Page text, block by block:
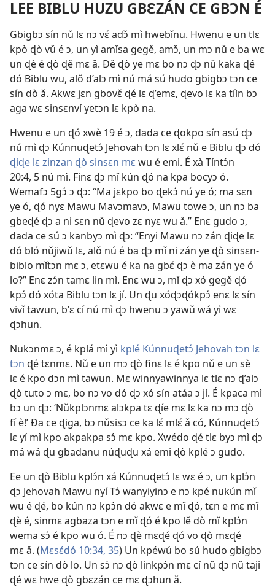
LEE BIBLU HUZU GBƐZÁN CE GBƆN É
Gbigbɔ sín nǔ lɛ nɔ vɛ́ adɔ̌ mì hwebǐnu. Hwenu e un tlɛ
kpò ɖò vǔ é ɔ, un yì amǐsa gegě, amɔ̌, un mɔ nǔ e ba wɛ
un ɖè é ɖò ɖě mɛ ǎ. Ðě ɖò ye mɛ bo nɔ ɖɔ nǔ kaka ɖé
dó Biblu wu, alǒ d’alɔ mì nú má sú hudo gbigbɔ tɔn ce
sín dò ǎ. Akwɛ jɛn gbovɛ̌ ɖé lɛ ɖ’emɛ, ɖevo lɛ ka tíìn bɔ
aga wɛ sinsɛnví yetɔn lɛ kpò na.
Hwenu e un ɖó xwè 19 é ɔ, dada ce ɖokpo sín asú ɖɔ
nú mì ɖɔ Kúnnuɖetɔ́ Jehovah tɔn lɛ xlɛ́ nǔ e Biblu ɖɔ dó
ɖiɖe lɛ zinzan ɖò sinsɛn mɛ wu é emi. É xà Tíntɔ́n
20:4, 5 nú mì. Finɛ ɖɔ mǐ kún ɖó na kpa bocyɔ ó.
Wemafɔ 5gɔ́ ɔ ɖɔ: “Ma jɛkpo bo ɖekɔ́ nú ye ó; ma sɛn
ye ó, ɖó nyɛ Mawu Mavɔmavɔ, Mawu towe ɔ, un nɔ ba
gbeɖé ɖɔ a ni sɛn nǔ ɖevo zɛ nyɛ wu ǎ.” Enɛ gudo ɔ,
dada ce sú ɔ kanbyɔ mì ɖɔ: “Enyi Mawu nɔ zán ɖiɖe lɛ
dó bló nǔjiwǔ lɛ, alǒ nú é ba ɖɔ mǐ ni zán ye ɖò sinsɛn-
biblo mǐtɔn mɛ ɔ, etɛwu é ka na gbɛ́ ɖɔ è ma zán ye ó
lo?” Enɛ zɔ́n tamɛ lin mì. Enɛ wu ɔ, mǐ ɖɔ xó gegě ɖó
kpɔ́ dó xóta Biblu tɔn lɛ jí. Un ɖu xóɖɔɖókpɔ́ enɛ lɛ sín
vivǐ tawun, b’ɛ cí nú mì ɖɔ hwenu ɔ yawǔ wá yì wɛ
ɖɔhun.
Nukɔnmɛ ɔ, é kplá mì yì kplé Kúnnuɖetɔ́ Jehovah tɔn lɛ
tɔn ɖé tɛnmɛ. Nǔ e un mɔ ɖò finɛ lɛ é kpo nǔ e un sè
lɛ é kpo dɔn mì tawun. Mɛ winnyawinnya lɛ tlɛ nɔ ɖ’alɔ
ɖò tuto ɔ mɛ, bo nɔ vo dó ɖɔ xó sín atáa ɔ jí. É kpaca mì
bɔ un ɖɔ: ‘Nǔkplɔnmɛ alɔkpa tɛ ɖíe mɛ lɛ ka nɔ mɔ ɖò
fí è!’ Ða ce ɖiga, bɔ nǔsisɔ ce ka lɛ́ mlɛ́ ǎ có, Kúnnuɖetɔ́
lɛ yí mì kpo akpakpa sɔ́ mɛ kpo. Xwédo ɖé tlɛ byɔ mì ɖɔ
má wá ɖu gbadanu núɖuɖu xá emi ɖò kplé ɔ gudo.
Ee un ɖò Biblu kplɔ́n xá Kúnnuɖetɔ́ lɛ wɛ é ɔ, un kplɔ́n
ɖɔ Jehovah Mawu nyí Tɔ́ wanyiyinɔ e nɔ kpé nukún mǐ
wu é ɖé, bo kún nɔ kpɔ́n dó akwɛ e mǐ ɖó, tɛn e mɛ mǐ
ɖè é, sinmɛ agbaza tɔn e mǐ ɖó é kpo lě dò mǐ kplɔ́n
wema sɔ́ é kpo wu ó. É nɔ ɖè mɛɖé ɖó vo ɖò mɛɖé
mɛ ǎ. (Mɛsɛ́dó 10:34, 35) Un kpéwú bo sú hudo gbigbɔ
tɔn ce sín dò lo. Un sɔ́ nɔ ɖò linkpɔ́n mɛ cí nǔ ɖɔ nǔ taji
ɖé wɛ hwe ɖò gbɛzán ce mɛ ɖɔhun ǎ.